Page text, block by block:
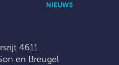
NIEUWS
4611
en Breugel